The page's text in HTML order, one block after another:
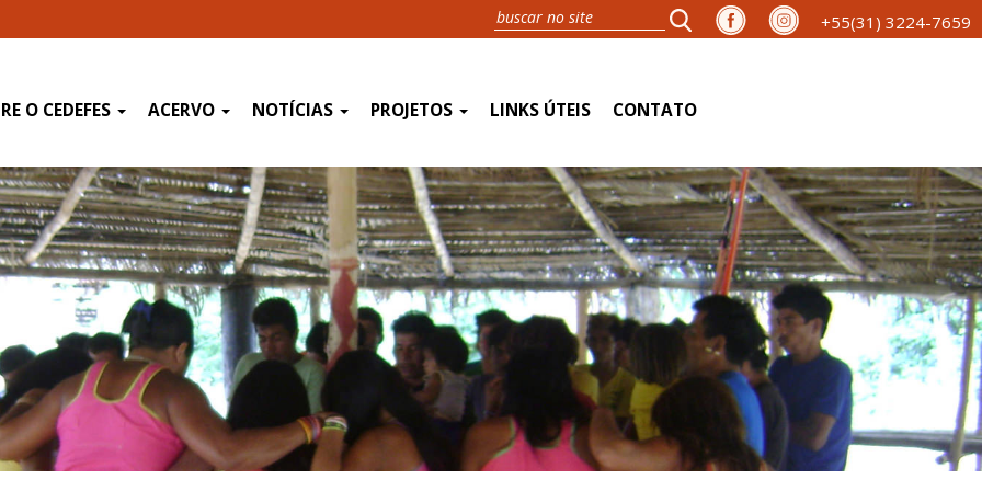
+55(31) 3224-7659
O CEDEFES ACERVO NOTÍCIAS PROJETOS LINKS ÚTEIS CONTATO